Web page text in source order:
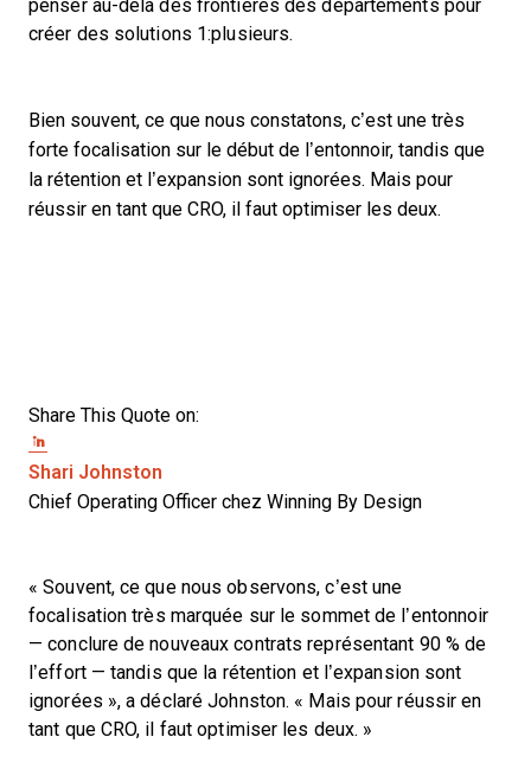
penser au-delà des frontières des départements pour
créer des solutions 1:plusieurs.
Bien souvent, ce que nous constatons, c’est une très
forte focalisation sur le début de l’entonnoir, tandis que
la rétention et l’expansion sont ignorées. Mais pour
réussir en tant que CRO, il faut optimiser les deux.
Share This Quote on:
Share on Twitter
Share on Facebook
Shari Johnston
Chief Operating Officer chez Winning By Design
« Souvent, ce que nous observons, c’est une
focalisation très marquée sur le sommet de l’entonnoir
— conclure de nouveaux contrats représentant 90 % de
l’effort — tandis que la rétention et l’expansion sont
ignorées », a déclaré Johnston. « Mais pour réussir en
tant que CRO, il faut optimiser les deux. »